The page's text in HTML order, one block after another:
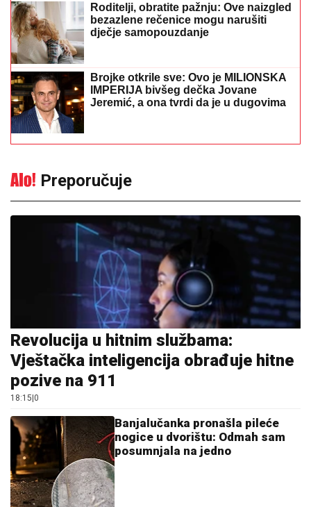
Roditelji, obratite pažnju: Ove naizgled
bezazlene rečenice mogu narušiti
dječje samopouzdanje
Brojke otkrile sve: Ovo je MILIONSKA
IMPERIJA bivšeg dečka Jovane
Jeremić, a ona tvrdi da je u dugovima
Preporučuje
Revolucija u hitnim službama:
Vještačka inteligencija obrađuje hitne
pozive na 911
18:15 0
Banjalučanka pronašla pileće
nogice u dvorištu: Odmah sam
posumnjala na jedno